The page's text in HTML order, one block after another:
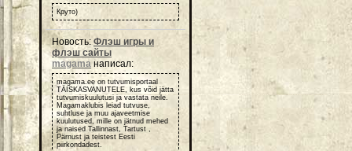
Круто)
Новость:Флэш игры и
флэш сайты
magama написал:
magama.ee on tutvumisportaal
TÄISKASVANUTELE, kus võid jätta
tutvumiskuulutusi ja vastata neile.
Magamaklubis leiad tutvuse,
suhtluse ja muu ajaveetmise
kuulutused, mille on jätnud mehed
ja naised Tallinnast, Tartust ,
Pärnust ja teistest Eesti
piirkondadest.